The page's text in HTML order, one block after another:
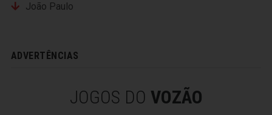
João Paulo
ADVERTÊNCIAS
JOGOS DO VOZÃO